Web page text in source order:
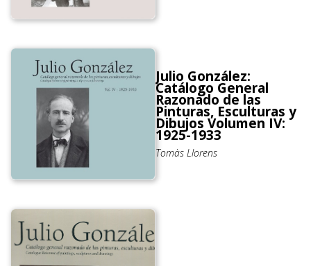
Julio González:
Catálogo General
Razonado de las
Pinturas, Esculturas y
Dibujos Volumen IV:
1925-1933
Tomàs Llorens